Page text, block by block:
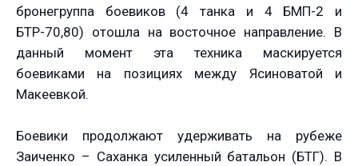
бронегруппа боевиков (4 танка и 4 БМП-2 и
БТР-70,80) отошла на восточное направление. В
данный момент эта техника маскируется
боевиками на позициях между Ясиноватой и
Макеевкой.
Боевики продолжают удерживать на рубеже
Заиченко – Саханка усиленный батальон (БТГ). В